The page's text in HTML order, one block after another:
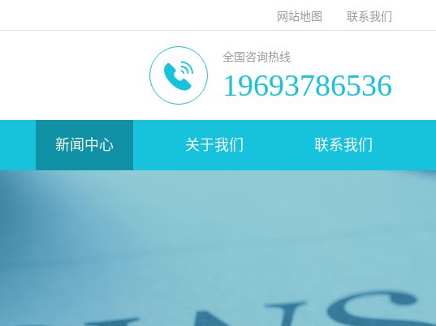
网站地图 联系我们
全国咨询热线
19693786536
新闻中心 关于我们 联系我们